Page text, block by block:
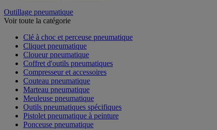
Outillage pneumatique
Voir toute la catégorie
Clé à choc et perceuse pneumatique
Cliquet pneumatique
Cloueur pneumatique
Coffret d'outils pneumatiques
Compresseur et accessoires
Couteau pneumatique
Marteau pneumatique
Meuleuse pneumatique
Outils pneumatiques spécifiques
Pistolet pneumatique à peinture
Ponceuse pneumatique